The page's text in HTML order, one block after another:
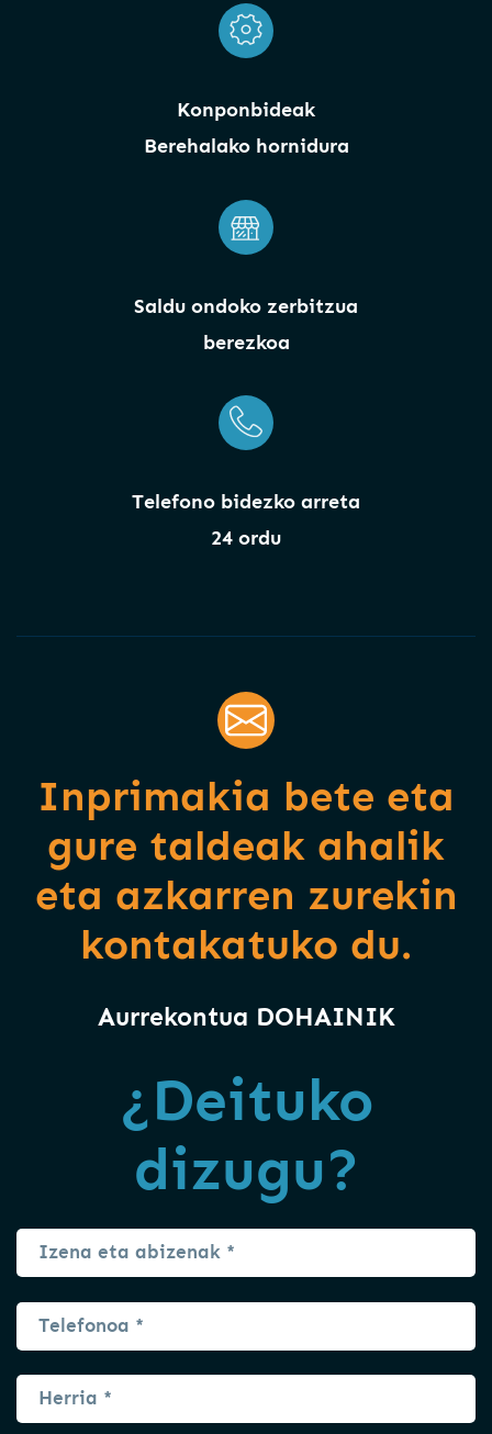
Konponbideak
Berehalako hornidura
Saldu ondoko zerbitzua
berezkoa
Telefono bidezko arreta
24 ordu
Inprimakia bete eta
gure taldeak ahalik
eta azkarren zurekin
kontakatuko du.
Aurrekontua DOHAINIK
¿Deituko
dizugu?